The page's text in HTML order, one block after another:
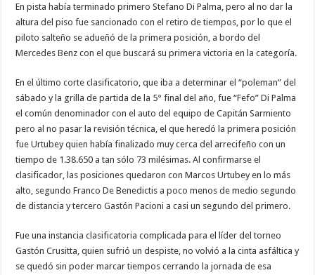
En pista había terminado primero Stefano Di Palma, pero al no dar la
altura del piso fue sancionado con el retiro de tiempos, por lo que el
piloto salteño se adueñó de la primera posición, a bordo del
Mercedes Benz con el que buscará su primera victoria en la categoría.
En el último corte clasificatorio, que iba a determinar el “poleman” del
sábado y la grilla de partida de la 5° final del año, fue “Fefo” Di Palma
el común denominador con el auto del equipo de Capitán Sarmiento
pero al no pasar la revisión técnica, el que heredó la primera posición
fue Urtubey quien había finalizado muy cerca del arrecifeño con un
tiempo de 1.38.650 a tan sólo 73 milésimas. Al confirmarse el
clasificador, las posiciones quedaron con Marcos Urtubey en lo más
alto, segundo Franco De Benedictis a poco menos de medio segundo
de distancia y tercero Gastón Pacioni a casi un segundo del primero.
Fue una instancia clasificatoria complicada para el líder del torneo
Gastón Crusitta, quien sufrió un despiste, no volvió a la cinta asfáltica y
se quedó sin poder marcar tiempos cerrando la jornada de esa